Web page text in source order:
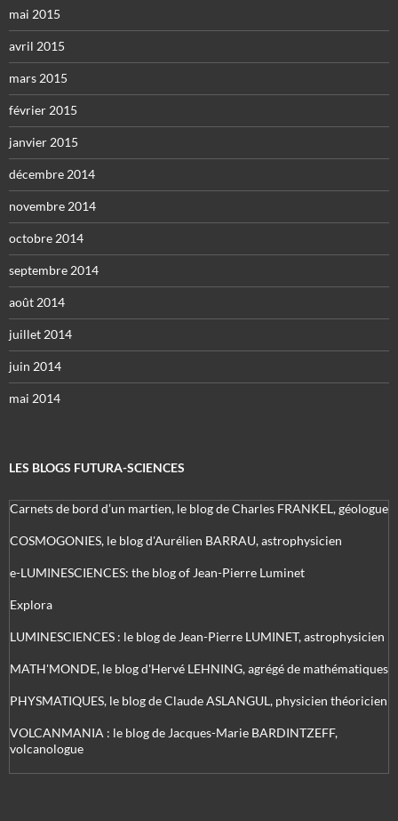
mai 2015
avril 2015
mars 2015
février 2015
janvier 2015
décembre 2014
novembre 2014
octobre 2014
septembre 2014
août 2014
juillet 2014
juin 2014
mai 2014
LES BLOGS FUTURA-SCIENCES
Carnets de bord d’un martien, le blog de Charles FRANKEL, géologue
COSMOGONIES, le blog d'Aurélien BARRAU, astrophysicien
e-LUMINESCIENCES: the blog of Jean-Pierre Luminet
Explora
LUMINESCIENCES : le blog de Jean-Pierre LUMINET, astrophysicien
MATH'MONDE, le blog d'Hervé LEHNING, agrégé de mathématiques
PHYSMATIQUES, le blog de Claude ASLANGUL, physicien théoricien
VOLCANMANIA : le blog de Jacques-Marie BARDINTZEFF,
volcanologue